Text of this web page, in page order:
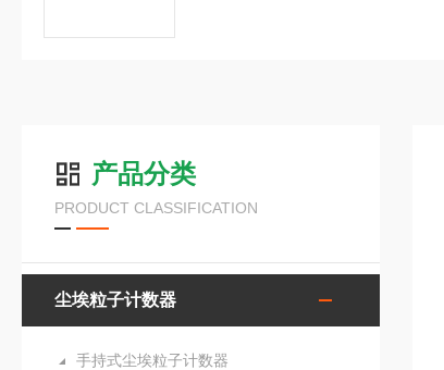
产品分类
PRODUCT CLASSIFICATION
尘埃粒子计数器
手持式尘埃粒子计数器